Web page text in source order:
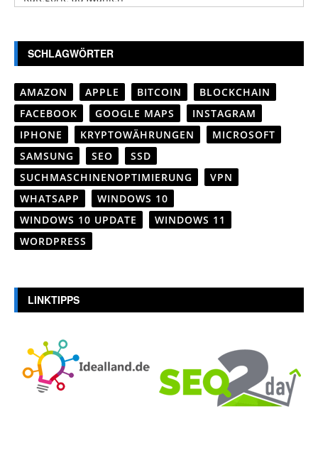
SCHLAGWÖRTER
AMAZON APPLE BITCOIN
BLOCKCHAIN
FACEBOOK
GOOGLE MAPS
INSTAGRAM
IPHONE
KRYPTOWÄHRUNGEN
MICROSOFT
SAMSUNG
SEO
SSD
SUCHMASCHINENOPTIMIERUNG
VPN
WHATSAPP
WINDOWS 10
WINDOWS 10 UPDATE
WINDOWS 11
WORDPRESS
LINKTIPPS